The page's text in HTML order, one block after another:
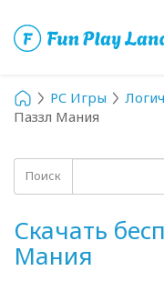
PC Игры
Паззл Мания
Поиск
Скачать
Мания